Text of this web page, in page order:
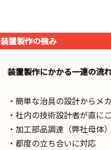
装置製作の強み
装置製作にかかる一連の流
・簡単な治具の設計からメ
・社内の技術設計者が直に
・加工部品調達（弊社母体
・都度の立ち合いに対応